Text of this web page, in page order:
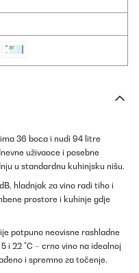
36 boca i nudi 94 litre
uživaoce i posebne
u standardnu kuhinjsku nišu.
hladnjak za vino radi tiho i
prostore i kuhinje gdje
potpuno neovisne rashladne
i 22 °C – crno vino na idealnoj
i spremno za točenje.